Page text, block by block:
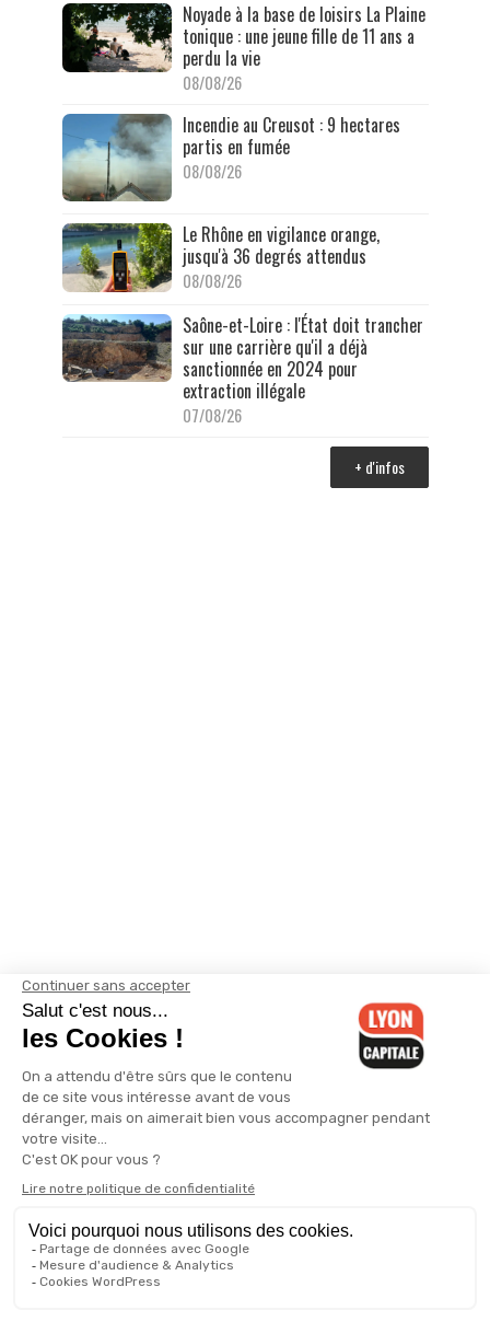
Noyade à la base de loisirs La Plaine
tonique : une jeune fille de 11 ans a
perdu la vie
08/08/26
Incendie au Creusot : 9 hectares
partis en fumée
08/08/26
Le Rhône en vigilance orange,
jusqu'à 36 degrés attendus
08/08/26
Saône-et-Loire : l'État doit trancher
sur une carrière qu'il a déjà
sanctionnée en 2024 pour
extraction illégale
07/08/26
+ d'infos
Contactez-nous-Mentions légales-CGV-Politique de
confidentialité-Gestion des cookies